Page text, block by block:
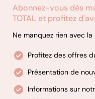
Abonnez-vous dès
TOTAL et profitez
Ne manquez rien avec
Profitez des offres
Présentation de
Informations sur